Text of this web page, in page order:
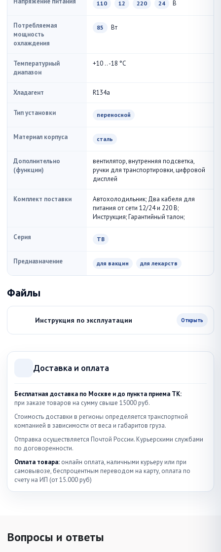
110 12 220 24 В
Потребляемая
мощность
охлаждения
85 Вт
Температурный
диапазон
+10 .. -18 °С
Хладагент R134a
Тип установки переносной
Материал корпуса сталь
Дополнительно
(функции)
вентилятор, внутренняя подсветка,
ручки для транспортировки, цифровой
дисплей
Комплект поставки
Автохолодильник; Два кабеля для
питания от сети 12/24 и 220 В;
Инструкция; Гарантийный талон;
Серия TB
Предназначение для вакцин для лекарств
Файлы
Инструкция по эксплуатации Открыть
Доставка и оплата
Бесплатная доставка по Москве и до пункта приема ТК:
при заказе товаров на сумму свыше 15000 руб.
Стоимость доставки в регионы определяется транспортной
компанией в зависимости от веса и габаритов груза.
Отправка осуществляется Почтой России. Курьерскими службами
по договоренности.
Оплата товара: онлайн оплата, наличными курьеру или при
самовывозе, беспроцентным переводом на карту, оплата по
счету на ИП (от 15.000 руб)
Вопросы и ответы